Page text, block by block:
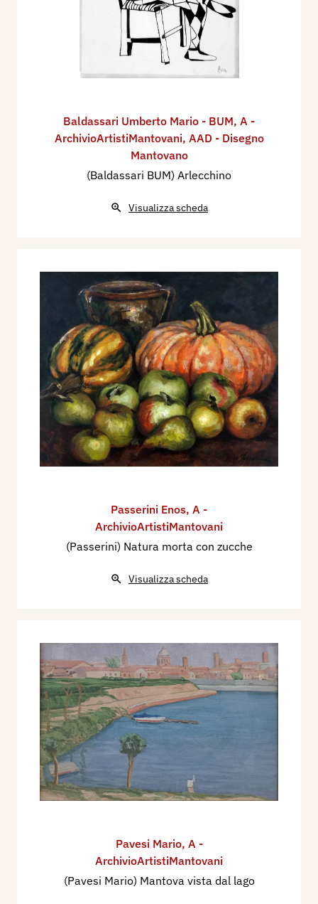
Baldassari Umberto Mario - BUM, A -
ArchivioArtistiMantovani, AAD - Disegno
Mantovano
(Baldassari BUM) Arlecchino
Visualizza scheda
Passerini Enos, A -
ArchivioArtistiMantovani
(Passerini) Natura morta con zucche
Visualizza scheda
Pavesi Mario, A -
ArchivioArtistiMantovani
(Pavesi Mario) Mantova vista dal lago